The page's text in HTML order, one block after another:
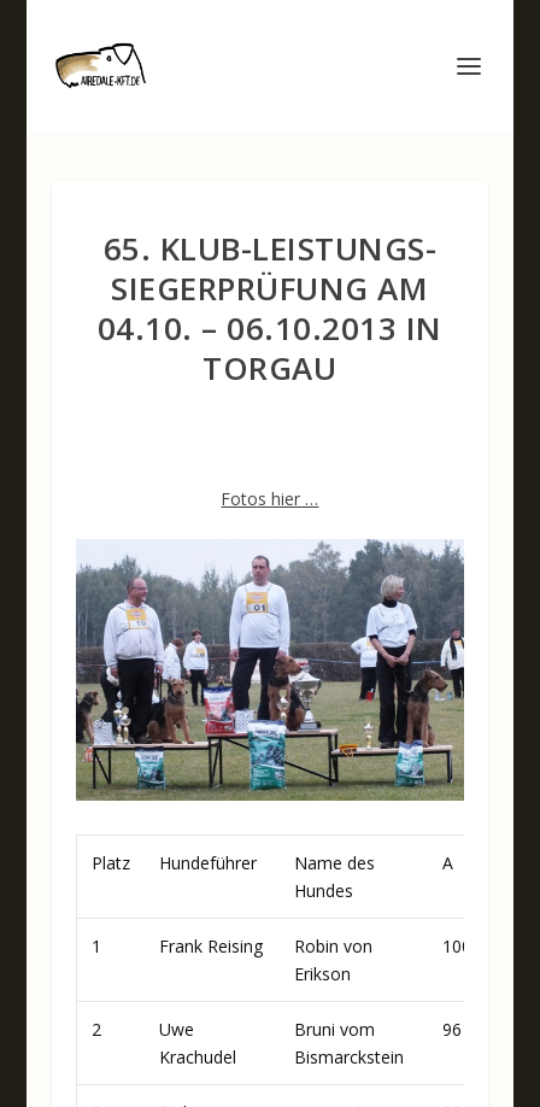
65. KLUB-LEISTUNGS-
SIEGERPRÜFUNG AM
04.10. – 06.10.2013 IN
TORGAU
Fotos hier …
Platz Hundeführer
Name des
Hundes
A
1 Frank Reising
Robin von
Erikson
100
2
Uwe
Krachudel
Bruni vom
Bismarckstein
96